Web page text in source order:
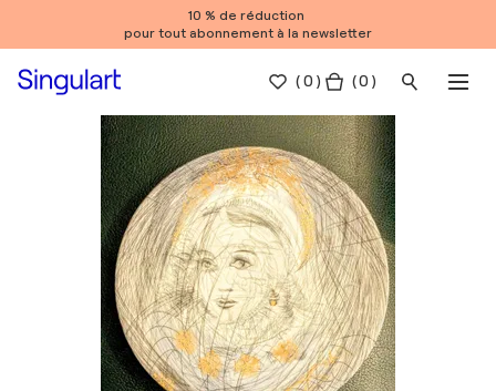
10 % de réduction
pour tout abonnement à la newsletter
(0 ) ( 0 )